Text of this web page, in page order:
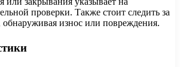
проверки. Также стоит следить за
обнаруживая износ или повреждения.